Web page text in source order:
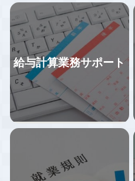
給与計算業務サポート